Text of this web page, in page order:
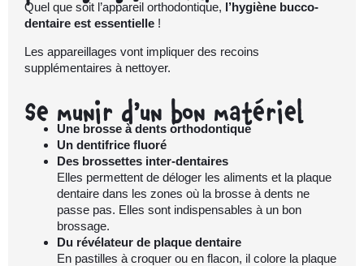
Quel que soit l’appareil orthodontique, l’hygiène bucco-
dentaire est essentielle !
Les appareillages vont impliquer des recoins
supplémentaires à nettoyer.
Se munir d’un bon matériel
Une brosse à dents orthodontique
Un dentifrice fluoré
Des brossettes inter-dentaires
Elles permettent de déloger les aliments et la plaque
dentaire dans les zones où la brosse à dents ne
passe pas. Elles sont indispensables à un bon
brossage.
Du révélateur de plaque dentaire
En pastilles à croquer ou en flacon, il colore la plaque